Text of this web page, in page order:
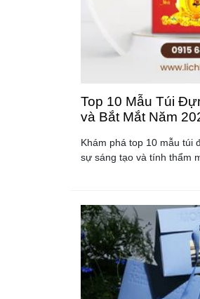
Top 10 Mẫu Túi
và Bắt Mắt Năm
Khám phá top 10 mẫu túi
sự sáng tạo và tính thẩm